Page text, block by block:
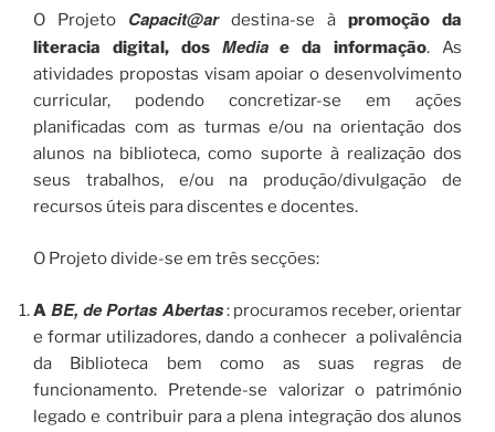
O Projeto Capacit@ardestina-se à promoção da
literacia digital, dos Mediae da informação. As
atividades propostas visam apoiar o desenvolvimento
curricular, podendo concretizar-se em ações
planificadas com as turmas e/ou na orientação dos
alunos na biblioteca, como suporte à realização dos
seus trabalhos, e/ou na produção/divulgação de
recursos úteis para discentes e docentes.
O Projeto divide-se em três secções:
A BE, de PortasAbertas: procuramos receber, orientar
e formar utilizadores, dando a conhecer a polivalência
da Biblioteca bem como as suas regras de
funcionamento. Pretende-se valorizar o património
legado e contribuir para a plena integração dos alunos